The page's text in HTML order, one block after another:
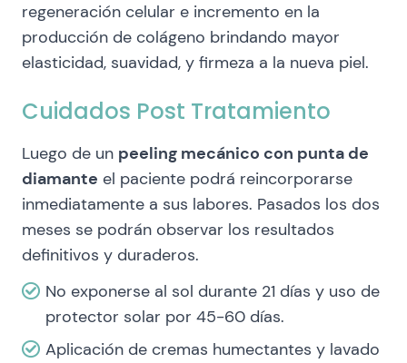
regeneración celular e incremento en la
producción de colágeno brindando mayor
elasticidad, suavidad, y firmeza a la nueva piel.
Cuidados Post Tratamiento
Luego de un peeling mecánico con punta de
diamante el paciente podrá reincorporarse
inmediatamente a sus labores. Pasados los dos
meses se podrán observar los resultados
definitivos y duraderos.
No exponerse al sol durante 21 días y uso de
protector solar por 45-60 días.
Aplicación de cremas humectantes y lavado